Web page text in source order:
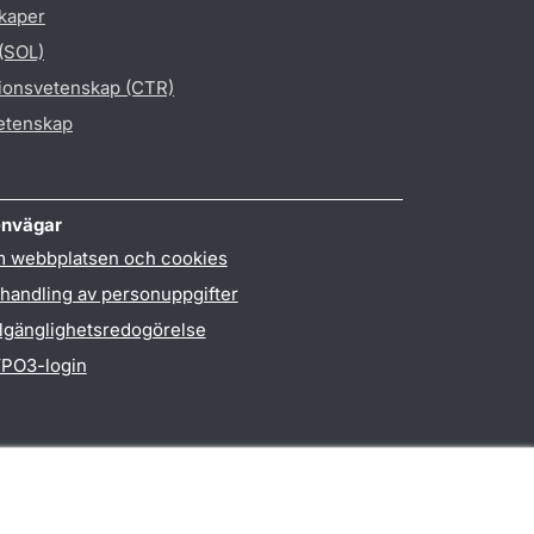
(CTR)
webbplatsen och cookies
av personuppgifter
login